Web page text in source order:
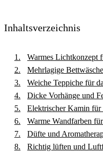
Inhaltsverzeichnis
Warmes Lichtkonzept
Mehrlagige
Weiche Teppiche für
Dicke Vorhänge und
Elektrischer Kamin für
Warme Wandfarben
Düfte und
Richtig lüften und